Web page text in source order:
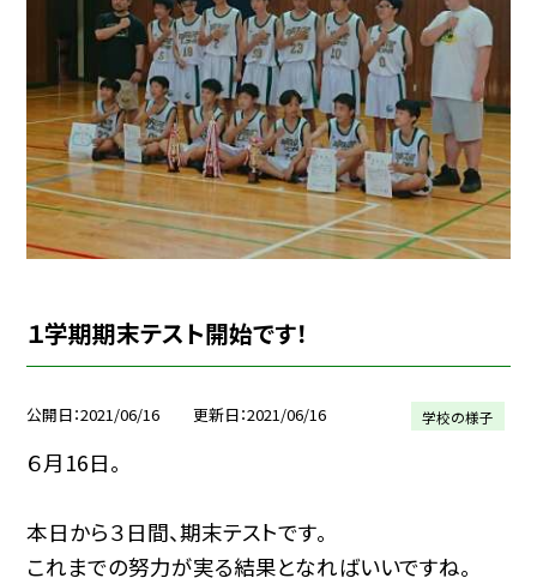
１学期期末テスト開始です！
公開日 2021/06/16 更新日 2021/06/16 学校の様子
６月16日。
本日から３日間、期末テストです。
これまでの努力が実る結果となればいいですね。